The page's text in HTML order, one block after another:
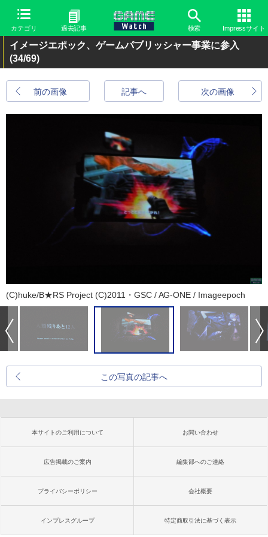
カテゴリ 過去記事 検索 Impressサイト
イメージエポック、ゲームパブリッシャー事業に参入
(34/69)
前の画像 次の画像
記事へ
(C)huke/B★RS Project (C)2011・GSC / AG-ONE / Imageepoch
この写真の記事へ
本サイトのご利用について お問い合わせ
広告掲載のご案内 編集部へのご連絡
プライバシーポリシー 会社概要
インプレスグループ 特定商取引法に基づく表示